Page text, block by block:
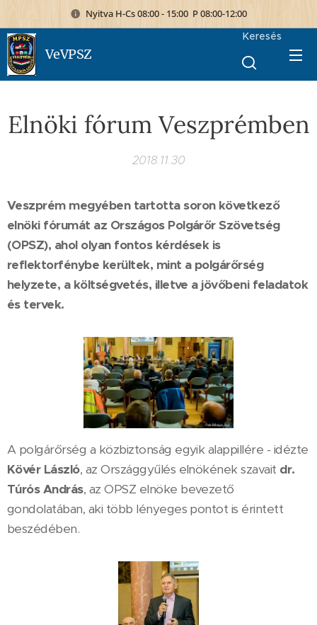
Nyitva H-Cs 08:00 - 15:00 P 08:00-12:00
VeVPSZ
Keresés
Elnöki fórum Veszprémben
2018.11.30
Veszprém megyében tartotta soron következő
elnöki fórumát az Országos Polgárőr Szövetség
(OPSZ), ahol olyan fontos kérdések is
reflektorfénybe kerültek, mint a polgárőrség
helyzete, a költségvetés, illetve a jövőbeni feladatok
és tervek.
A polgárőrség a közbiztonság egyik alappillére - idézte
Kövér László, az Országgyűlés elnökének szavait dr.
Túrós András, az OPSZ elnöke bevezető
gondolatában, aki több lényeges pontot is érintett
beszédében.